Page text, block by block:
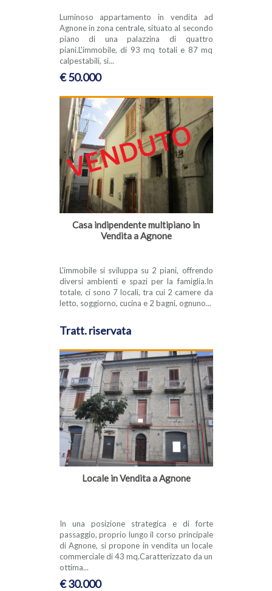
Luminoso appartamento in vendita ad
Agnone in zona centrale, situato al secondo
piano di una palazzina di quattro
piani.L'immobile, di 93 mq totali e 87 mq
calpestabili, si...
€ 50.000
Casa indipendente multipiano in
Vendita a Agnone
L'immobile si sviluppa su 2 piani, offrendo
diversi ambienti e spazi per la famiglia.In
totale, ci sono 7 locali, tra cui 2 camere da
letto, soggiorno, cucina e 2 bagni, ognuno...
Tratt. riservata
Locale in Vendita a Agnone
In una posizione strategica e di forte
passaggio, proprio lungo il corso principale
di Agnone, si propone in vendita un locale
commerciale di 43 mq.Caratterizzato da un
ottima...
€ 30.000